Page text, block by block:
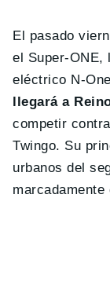
El pasado
el Super-ONE,
eléctrico N-
llegará a
competir
Twingo. Su
urbanos del
marcadamente